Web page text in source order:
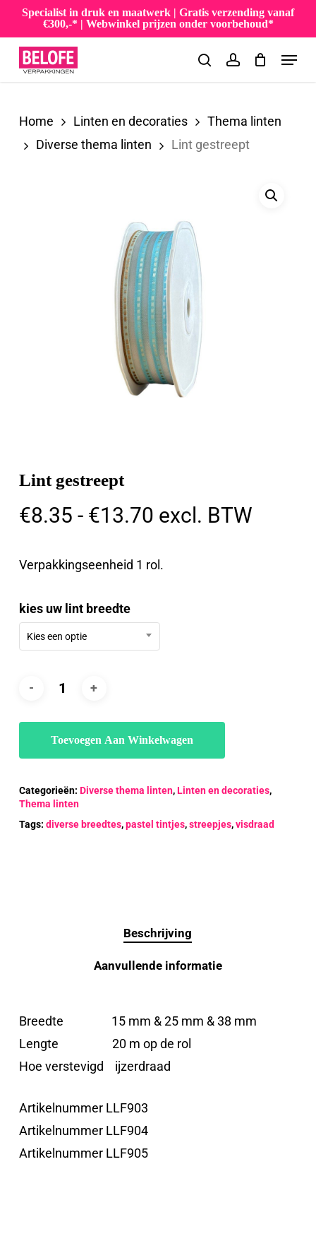
Skip
main
content
Specialist in druk en maatwerk | Gratis verzending vanaf
€300,-* | Webwinkel prijzen onder voorbehoud*
searchaccount
Menu
Home Linten en decoraties
Thema linten
Diverse thema linten
Lint gestreept
Lint gestreept
€8.35 - €13.70Prijsklasse:
tot
€13.70
excl. BTW
Verpakkingseenheid 1 rol.
kies uw lint breedte
Kies een optie
Toevoegen Aan Winkelwagen
Categorieën: Diverse thema linten,Linten en decoraties,
Thema linten
Tags: diverse breedtes,pastel tintjes,streepjes,visdraad
Beschrijving
Aanvullende informatie
Breedte 15 mm & 25 mm & 38 mm
Lengte 20 m op de rol
Hoe verstevigd ijzerdraad
Artikelnummer LLF903
Artikelnummer LLF904
Artikelnummer LLF905